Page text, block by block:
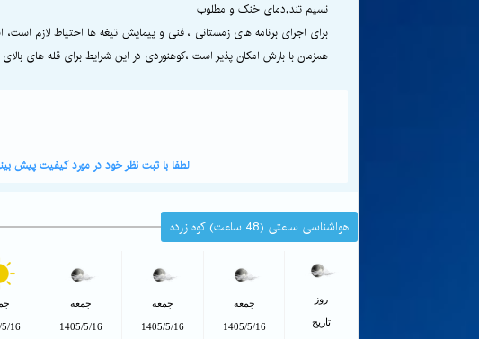
نسیم تند,دمای خنک و مطلوب
برای اجرای برنامه های زمستانی ، فنی و پیمایش تیغه ها احتیاط لازم
همزمان با بارش امکان پذیر است ،کوهنوردی در این شرایط برای قله های بالای 7000 متر توصیه نمی شود. ،
لطفا با ثبت نظر خود در مورد کیفیت پیش
هواشناسی ساعتی (48 ساعت) کوه زرده
روز
تاریخ
جمعه
1405/5/16
جمعه
1405/5/16
جمعه
1405/5/16
5/16